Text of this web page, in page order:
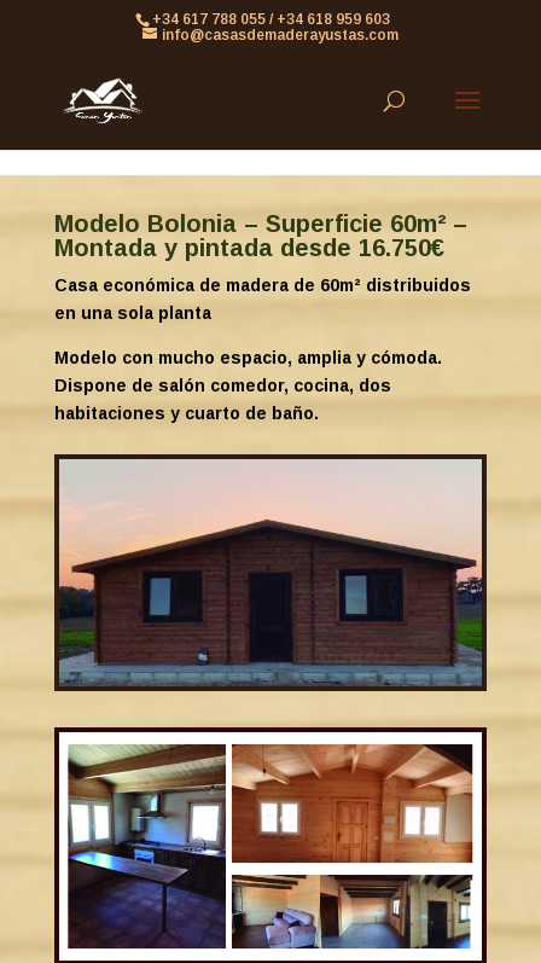
861613063953479
+34 617 788 055 / +34 618 959 603
info@casasdemaderayustas.com
Modelo Bolonia – Superficie 60m² –
Montada y pintada desde 16.750€
Casa económica de madera de 60m² distribuidos
en una sola planta
Modelo con mucho espacio, amplia y cómoda.
Dispone de salón comedor, cocina, dos
habitaciones y cuarto de baño.